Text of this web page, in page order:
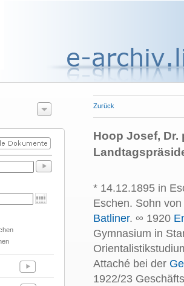
Zurück
Hoop Josef, Dr.
* 14.12.1895 in
Eschen. Sohn von
Batliner. ∞ 1920
Gymnasium in
Attaché bei der
1922/23